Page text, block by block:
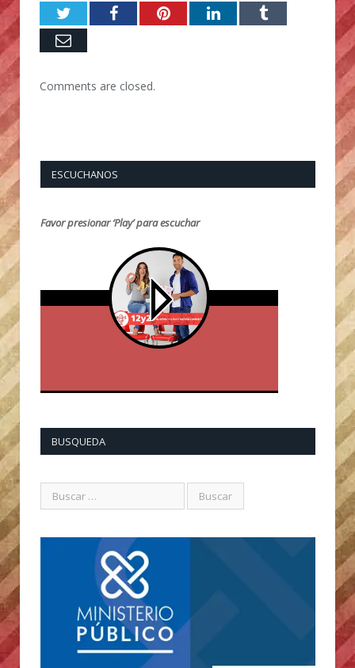
TwitterFacebookPinterestLinkedInTumblr
Email
Comments are closed.
ESCUCHANOS
Favor presionar ‘Play’ para escuchar
BUSQUEDA